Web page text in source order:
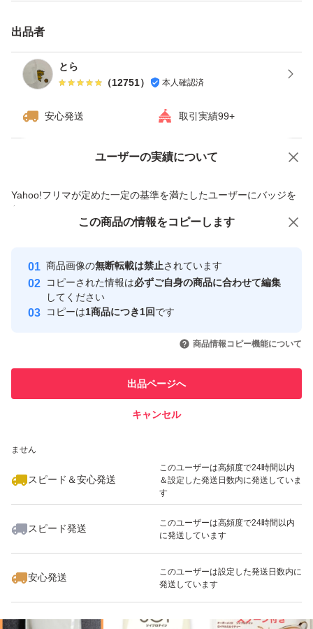
出品者
とら
（12751） 本人確認済
安心発送 取引実績99+
ユーザーの実績について
Yahoo!フリマが定めた一定の基準を満たしたユーザーにバッジを
付与しています
安心取引出品者
心・安全なユーザーです
取引実績
引を完了させた実績があります
での取引実績があります
ません
スピード＆安心発送
このユーザーは高頻度で24時間以内
＆設定した発送日数内に発送していま
す
スピード発送
このユーザーは高頻度で24時間以内
に発送しています
安心発送
このユーザーは設定した発送日数内に
発送しています
価格の相談 商品への質問
この商品の情報をコピーします
商品画像の無断転載は禁止されています
コピーされた情報は必ずご自身の商品に合わせて編集
してください
コピーは1商品につき1回です
商品情報コピー機能について
出品ページへ
キャンセル
この商品をみている人にオススメ
いいね！
2,199